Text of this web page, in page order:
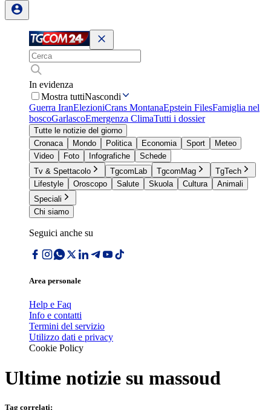
In evidenza
Mostra tuttiNascondi
Guerra IranElezioniCrans MontanaEpstein FilesFamiglia nel
boscoGarlascoEmergenza ClimaTutti i dossier
Tutte le notizie del giorno
Cronaca
Mondo Politica Economia Sport
Meteo
Video
Foto Infografiche
Schede
Tv & Spettacolo
TgcomLab TgcomMag
TgTech
Lifestyle
Oroscopo Salute Skuola Cultura
Animali
Speciali
Chi siamo
Seguici anche su
Area personale
Help e Faq
Info e contatti
Termini del servizio
Utilizzo dati e privacy
Cookie Policy
Ultime notizie su massoud
Tag correlati: